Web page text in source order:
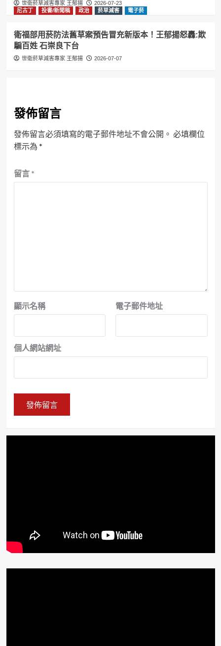
世衛菸草減害專家 王郁揚
2026-07-23
尼古丁
投書/新聞稿 政治 菸草減害 電子菸
衛福部用菸防法舊草案預告冒充新版本！王郁揚怒轟:欺
騙百姓 石崇良下台
世衛菸草減害專家 王郁揚 2026-07-07
發佈留言
發佈留言必須填寫的電子郵件地址不會公開。 必填欄位
標示為 *
留言 *
顯示名稱 電子郵件地址
個人網站網址